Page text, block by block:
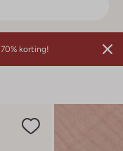
korting!